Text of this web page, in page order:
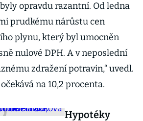
opravdu razantní. Od ledna
prudkému nárůstu cen
plynu, který byl umocněn
nulové DPH. A v neposlední
zdražení potravin,“ uvedl.
na 10,2 procenta.
Hypotéky